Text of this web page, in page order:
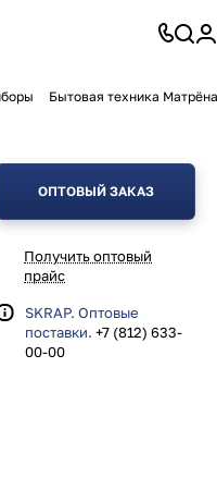
Бытовая техника Матрёна
ОПТОВЫЙ ЗАКАЗ
Получить оптовый
прайс
SKRAP. Оптовые
поставки. +7 (812) 633-
00-00